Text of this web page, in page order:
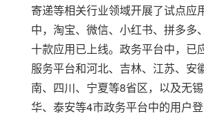
寄递等相关行业领域开展了试点应
中，淘宝、微信、小红书、拼多多
十款应用已上线。政务平台中，已
服务平台和河北、吉林、江苏、安
南、四川、宁夏等8省区，以及无
华、泰安等4市政务平台中的用户